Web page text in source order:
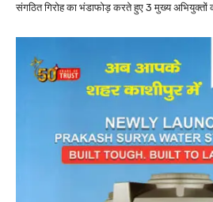
संगठित गिरोह का भंडाफोड़ करते हुए 3 मुख्य अभियुक्तों